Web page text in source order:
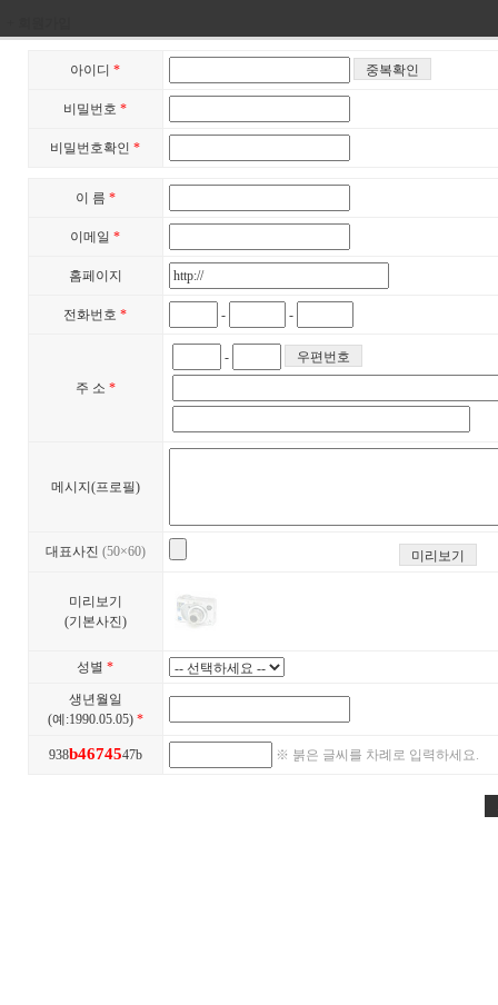
아이디 *
비밀번호 *
비밀번호확인 *
이 름 *
이메일 *
홈페이지
전화번호 * - -
주 소 *
-
메시지(프로필)
대표사진 (50×60)
미리보기
(기본사진)
성별 *
생년월일
(예:1990.05.05) *
938b4674547b ※ 붉은 글씨를 차례로 입력하세요.